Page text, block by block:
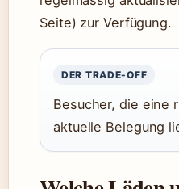
Seite) zur Verfügung.
DER TRADE-OFF
Besucher, die eine
aktuelle Belegung